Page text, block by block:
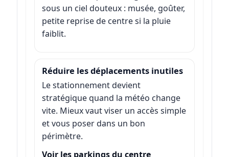
sous un ciel douteux : musée, goûter,
petite reprise de centre si la pluie
faiblit.
Réduire les déplacements inutiles
Le stationnement devient
stratégique quand la météo change
vite. Mieux vaut viser un accès simple
et vous poser dans un bon
périmètre.
Voir les parkings du centre